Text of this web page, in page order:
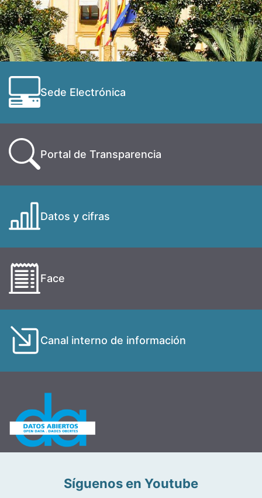
Sede Electrónica
Portal de Transparencia
Datos y cifras
Face
Canal interno de información
Síguenos en Youtube